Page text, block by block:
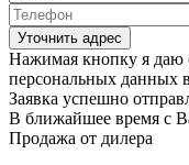
Уточнить адрес
Нажимая кнопку я даю
персональных данных
Заявка успешно
В ближайшее время с
Продажа от дилера